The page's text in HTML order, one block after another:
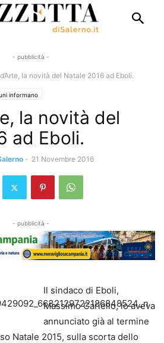
- pubblicità -
la novità del Natale 2016 ad Eboli.
informano
la novità del
ad Eboli.
- 21 Novembre 2016
- pubblicità -
Il sindaco di Eboli,
Massimo Cariello, lo aveva
annunciato già al termine
Natale 2015, sulla scorta dello